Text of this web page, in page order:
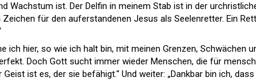
Wachstum ist. Der Delfin in meinem Stab ist in der
für den auferstandenen Jesus als Seelenretter. Ein
ich hier, so wie ich halt bin, mit meinen Grenzen, Schwächen
Doch Gott sucht immer wieder Menschen, die für
ist es, der sie befähigt.“ Und weiter: „Dankbar bin ich, dass